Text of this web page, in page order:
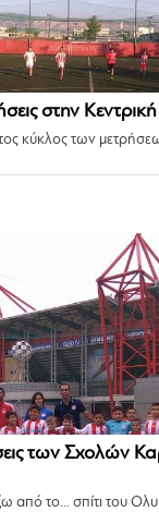
στην
κύκλος των
των Σχολών
από το… σπίτι του